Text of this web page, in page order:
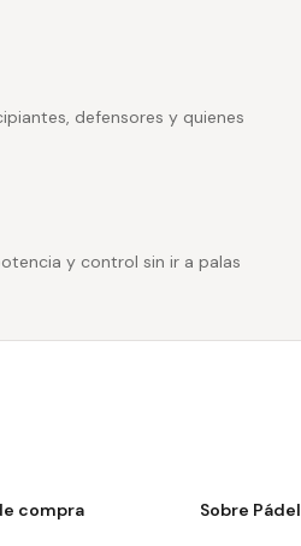
defensores y quienes
y control sin ir a palas
compra Sobre Pádel